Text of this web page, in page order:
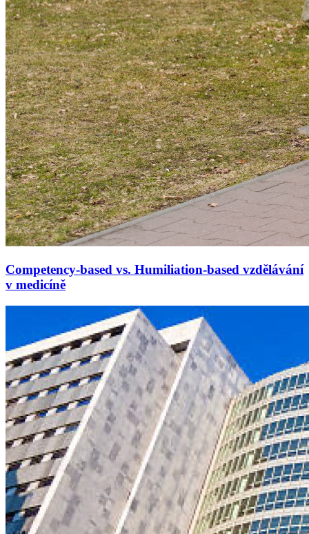
Competency-based vs. Humiliation-based vzdělávání
v medicíně